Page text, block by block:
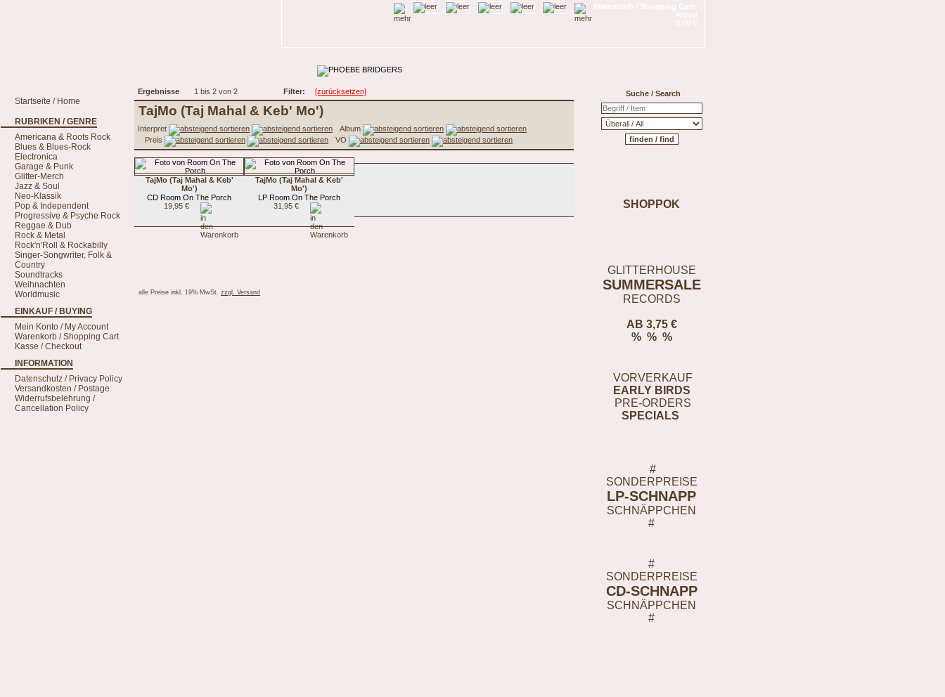
Suche / Search
SHOPPOK
GLITTERHOUSE
SUMMERSALE
RECORDS
AB 3,75 €
% % %
VORVERKAUF
EARLY BIRDS
PRE-ORDERS
SPECIALS
#
SONDERPREISE
LP-SCHNAPP
SCHNÄPPCHEN
#
#
SONDERPREISE
CD-SCHNAPP
SCHNÄPPCHEN
#
Ergebnisse 1 bis 2 von 2 Filter: [zurücksetzen]
Startseite / Home
RUBRIKEN / GENRE
Americana & Roots Rock
Blues & Blues-Rock
Electronica
Garage & Punk
Glitter-Merch
Jazz & Soul
Neo-Klassik
Pop & Independent
Progressive & Psyche Rock
Reggae & Dub
Rock & Metal
Rock'n'Roll & Rockabilly
Singer-Songwriter, Folk &
Country
Soundtracks
Weihnachten
Worldmusic
EINKAUF / BUYING
Mein Konto / My Account
Warenkorb / Shopping Cart
Kasse / Checkout
INFORMATION
Datenschutz / Privacy Policy
Versandkosten / Postage
Widerrufsbelehrung /
Cancellation Policy
TajMo (Taj Mahal & Keb' Mo')
Interpret
Album
Preis
VÖ
TajMo (Taj Mahal & Keb'
Mo')
CD Room On The Porch
19,95 €
TajMo (Taj Mahal & Keb'
Mo')
LP Room On The Porch
31,95 €
alle Preise inkl. 19% MwSt. zzgl. Versand